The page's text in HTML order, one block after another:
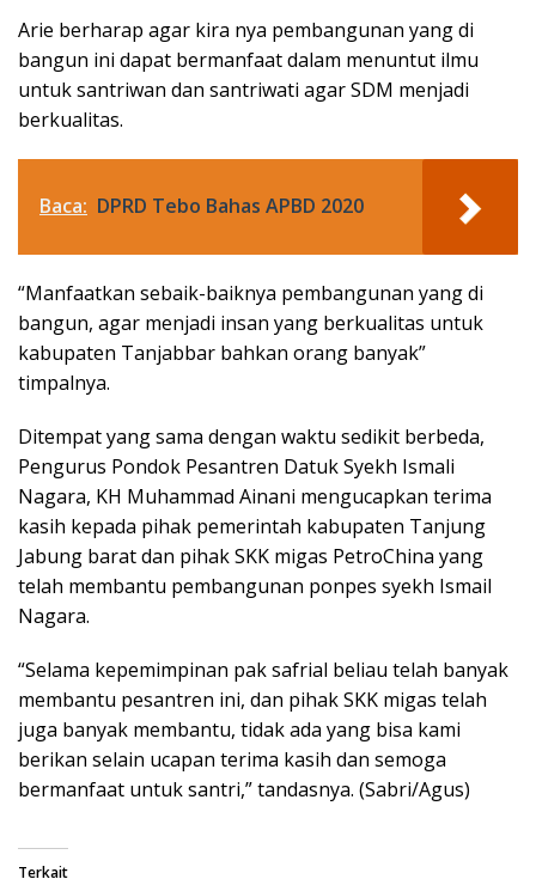
Arie berharap agar kira nya pembangunan yang di
bangun ini dapat bermanfaat dalam menuntut ilmu
untuk santriwan dan santriwati agar SDM menjadi
berkualitas.
Baca: DPRD Tebo Bahas APBD 2020
“Manfaatkan sebaik-baiknya pembangunan yang di
bangun, agar menjadi insan yang berkualitas untuk
kabupaten Tanjabbar bahkan orang banyak”
timpalnya.
Ditempat yang sama dengan waktu sedikit berbeda,
Pengurus Pondok Pesantren Datuk Syekh Ismali
Nagara, KH Muhammad Ainani mengucapkan terima
kasih kepada pihak pemerintah kabupaten Tanjung
Jabung barat dan pihak SKK migas PetroChina yang
telah membantu pembangunan ponpes syekh Ismail
Nagara.
“Selama kepemimpinan pak safrial beliau telah banyak
membantu pesantren ini, dan pihak SKK migas telah
juga banyak membantu, tidak ada yang bisa kami
berikan selain ucapan terima kasih dan semoga
bermanfaat untuk santri,” tandasnya. (Sabri/Agus)
Terkait